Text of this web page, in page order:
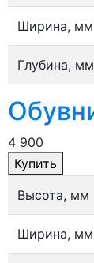
Ширина, мм
Глубина, мм
4 900
Купить
Высота, мм
Ширина, мм